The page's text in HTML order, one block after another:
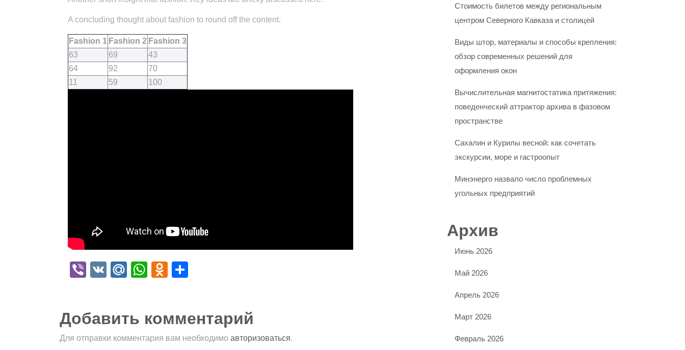
A concluding thought about fashion to round off the content.
Fashion 1 Fashion 2 Fashion 3
63
69
43
64
92
70
11
59 100
Viber
VK Mail.Ru
WhatsApp
Odnoklassniki
Добавить комментарий
Для отправки комментария вам необходимо авторизоваться.
Стоимость билетов между региональным
центром Северного Кавказа и столицей
Виды штор, материалы и способы крепления:
обзор современных решений для
оформления окон
Вычислительная магнитостатика притяжения:
поведенческий аттрактор архива в фазовом
пространстве
Сахалин и Курилы весной: как сочетать
экскурсии, море и гастроопыт
Минэнерго назвало число проблемных
угольных предприятий
Архив
Июнь 2026
Май 2026
Апрель 2026
Март 2026
Февраль 2026